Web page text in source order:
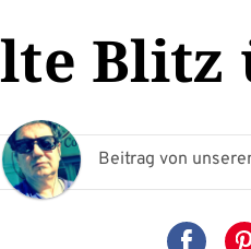
Blitz
Beitrag von
Auf